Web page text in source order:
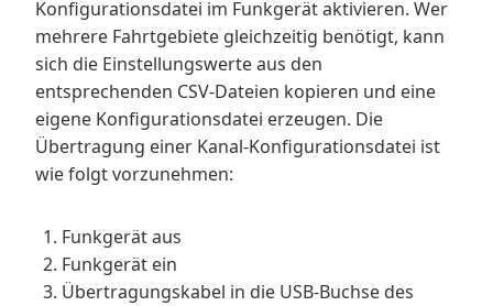
Konfigurationsdatei im Funkgerät aktivieren. Wer
mehrere Fahrtgebiete gleichzeitig benötigt, kann
sich die Einstellungswerte aus den
entsprechenden CSV-Dateien kopieren und eine
eigene Konfigurationsdatei erzeugen. Die
Übertragung einer Kanal-Konfigurationsdatei ist
wie folgt vorzunehmen:
Funkgerät aus
Funkgerät ein
Übertragungskabel in die USB-Buchse des